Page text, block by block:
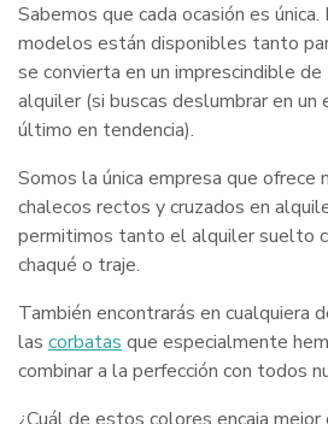
Sabemos que cada ocasión es
modelos están disponibles tanto
se convierta en un imprescindible
alquiler (si buscas deslumbrar en
último en tendencia).
Somos la única empresa que
chalecos rectos y cruzados en
permitimos tanto el alquiler suelto
chaqué o traje.
También encontrarás en cualquiera
las corbatas que especialmente
combinar a la perfección con todos